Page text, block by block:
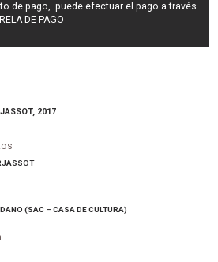
de pago, puede efectuar el pago a través
DE PAGO
2017
(SAC – CASA DE CULTURA)